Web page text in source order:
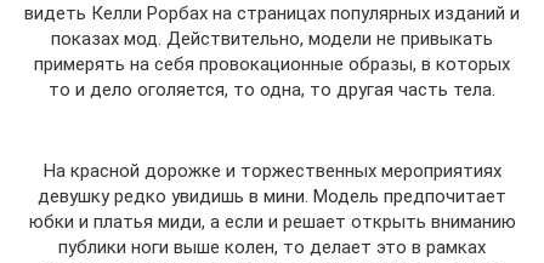
видеть Келли Рорбах на страницах популярных изданий и
показах мод. Действительно, модели не привыкать
примерять на себя провокационные образы, в которых
то и дело оголяется, то одна, то другая часть тела.
На красной дорожке и торжественных мероприятиях
девушку редко увидишь в мини. Модель предпочитает
юбки и платья миди, а если и решает открыть вниманию
публики ноги выше колен, то делает это в рамках